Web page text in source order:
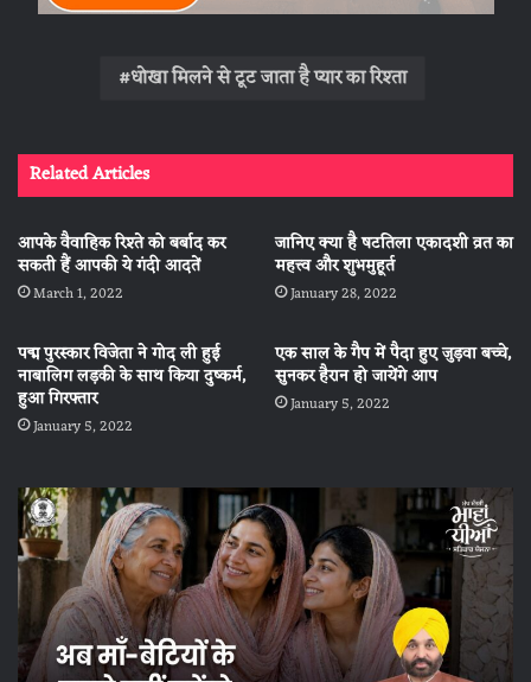
धोखा मिलने से टूट जाता है प्यार का रिश्ता
Related Articles
आपके वैवाहिक रिश्ते को बर्बाद कर
सकती हैं आपकी ये गंदी आदतें
March 1, 2022
जानिए क्या है षटतिला एकादशी व्रत का
महत्त्व और शुभमुहूर्त
January 28, 2022
पद्म पुरस्कार विजेता ने गोद ली हुई
नाबालिग लड़की के साथ किया दुष्कर्म,
हुआ गिरफ्तार
January 5, 2022
एक साल के गैप में पैदा हुए जुड़वा बच्चे,
सुनकर हैरान हो जायेंगे आप
January 5, 2022